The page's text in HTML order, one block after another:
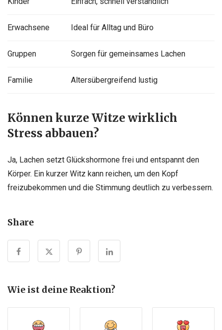
Erwachsene Ideal für Alltag und Büro
Gruppen Sorgen für gemeinsames Lachen
Familie Altersübergreifend lustig
Können kurze Witze wirklich
Stress abbauen?
Ja, Lachen setzt Glückshormone frei und entspannt den
Körper. Ein kurzer Witz kann reichen, um den Kopf
freizubekommen und die Stimmung deutlich zu verbessern.
Share
Wie ist deine Reaktion?